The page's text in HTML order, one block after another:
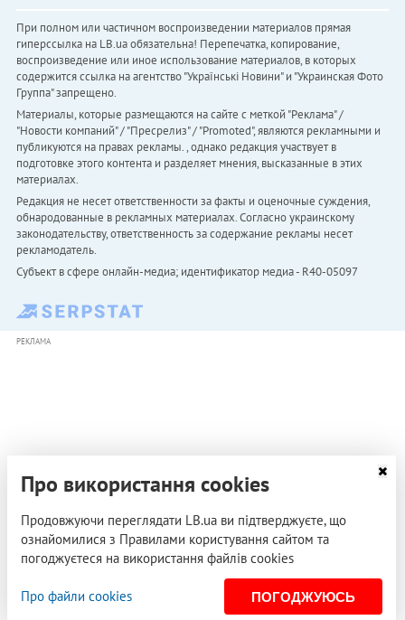
При полном или частичном воспроизведении материалов прямая
гиперссылка на LB.ua обязательна! Перепечатка, копирование,
воспроизведение или иное использование материалов, в которых
содержится ссылка на агентство "Українськi Новини" и "Украинская Фото
Группа" запрещено.
Материалы, которые размещаются на сайте с меткой "Реклама" /
"Новости компаний" / "Пресрелиз" / "Promoted", являются рекламными и
публикуются на правах рекламы. , однако редакция участвует в
подготовке этого контента и разделяет мнения, высказанные в этих
материалах.
Редакция не несет ответственности за факты и оценочные суждения,
обнародованные в рекламных материалах. Согласно украинскому
законодательству, ответственность за содержание рекламы несет
рекламодатель.
Субъект в сфере онлайн-медиа; идентификатор медиа - R40-05097
РЕКЛАМА
Про використання cookies
Продовжуючи переглядати LB.ua ви підтверджуєте, що
ознайомилися з Правилами користування сайтом та
погоджуєтеся на використання файлів cookies
Про файли cookies ПОГОДЖУЮСЬ